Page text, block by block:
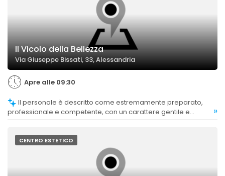
Il Vicolo della Bellezza
Via Giuseppe Bissati, 33, Alessandria
Apre alle 09:30
professionale e competente, con un carattere gentile e
»
CENTRO ESTETICO